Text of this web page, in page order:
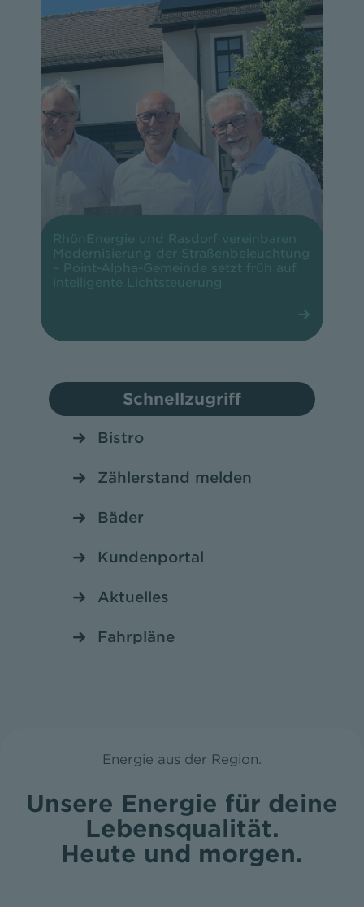
RhönEnergie und Rasdorf vereinbaren
Modernisierung der Straßenbeleuchtung
– Point-Alpha-Gemeinde setzt früh auf
intelligente Lichtsteuerung
Schnellzugriff
Bistro
Zählerstand melden
Bäder
Kundenportal
Aktuelles
Fahrpläne
Energie aus der Region.
Unsere Energie für deine
Lebensqualität.
Heute und morgen.